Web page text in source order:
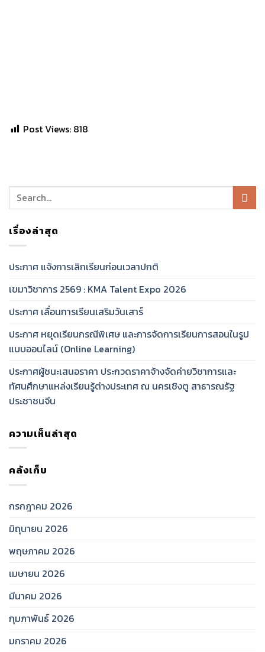
Post Views: 818
เรื่องล่าสุด
ประกาศ แจ้งการเลิกเรียนก่อนเวลาปกติ
เขมาวิชาการ 2569 : KMA Talent Expo 2026
ประกาศ เลื่อนการเรียนเสริมวันเสาร์
ประกาศ หยุดเรียนกรณีพิเศษ และการจัดการเรียนการสอนในรูป
แบบออนไลน์ (Online Learning)
ประกาศผู้ชนะเสนอราคา ประกวดราคาจ้างจัดค่ายวิชาการและ
ทัศนศึกษาแหล่งเรียนรู้ต่างประเทศ ณ นครเชิงตู สาธารณรัฐ
ประชาชนจีน
ความเห็นล่าสุด
คลังเก็บ
กรกฎาคม 2026
มิถุนายน 2026
พฤษภาคม 2026
เมษายน 2026
มีนาคม 2026
กุมภาพันธ์ 2026
มกราคม 2026